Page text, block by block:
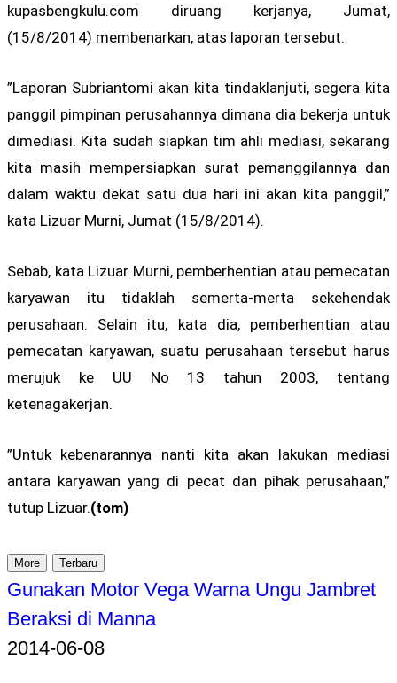
kupasbengkulu.com diruang kerjanya, Jumat,
(15/8/2014) membenarkan, atas laporan tersebut.
”Laporan Subriantomi akan kita tindaklanjuti, segera kita
panggil pimpinan perusahannya dimana dia bekerja untuk
dimediasi. Kita sudah siapkan tim ahli mediasi, sekarang
kita masih mempersiapkan surat pemanggilannya dan
dalam waktu dekat satu dua hari ini akan kita panggil,”
kata Lizuar Murni, Jumat (15/8/2014).
Sebab, kata Lizuar Murni, pemberhentian atau pemecatan
karyawan itu tidaklah semerta-merta sekehendak
perusahaan. Selain itu, kata dia, pemberhentian atau
pemecatan karyawan, suatu perusahaan tersebut harus
merujuk ke UU No 13 tahun 2003, tentang
ketenagakerjan.
”Untuk kebenarannya nanti kita akan lakukan mediasi
antara karyawan yang di pecat dan pihak perusahaan,”
tutup Lizuar.(tom)
More Terbaru
Gunakan Motor Vega Warna Ungu Jambret
Beraksi di Manna
2014-06-08